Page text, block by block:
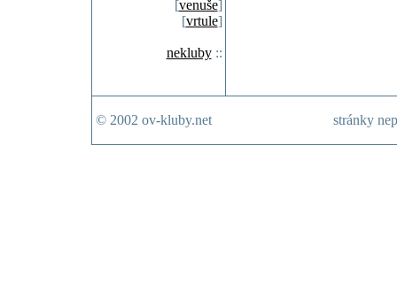
[venuše]
[vrtule]
nekluby::
© 2002 ov-kluby.net stránky